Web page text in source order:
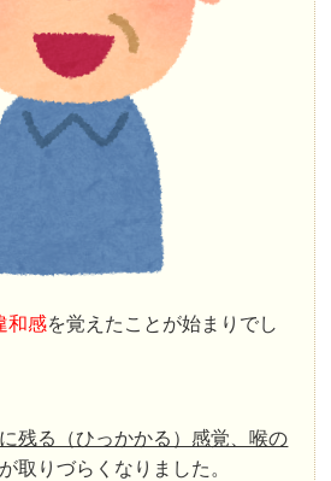
和感を覚えたことが始まりでし
残る（ひっかかる）感覚、喉の
取りづらくなりました。